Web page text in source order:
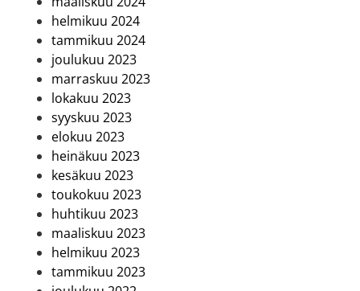
helmikuu 2024
tammikuu 2024
joulukuu 2023
marraskuu 2023
lokakuu 2023
syyskuu 2023
elokuu 2023
heinäkuu 2023
kesäkuu 2023
toukokuu 2023
huhtikuu 2023
maaliskuu 2023
helmikuu 2023
tammikuu 2023